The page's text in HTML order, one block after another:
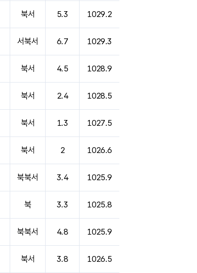
북서 5.3 1029.2
서북서 6.7 1029.3
북서 4.5 1028.9
북서 2.4 1028.5
북서 1.3 1027.5
북서 2 1026.6
북북서 3.4 1025.9
북 3.3 1025.8
북북서 4.8 1025.9
북서 3.8 1026.5